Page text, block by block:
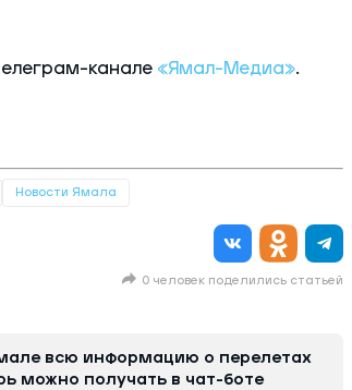
канале «Ямал-Медиа».
Новости Ямала
0 человек поделились статьей
всю информацию о перелетах
можно получать в чат-боте